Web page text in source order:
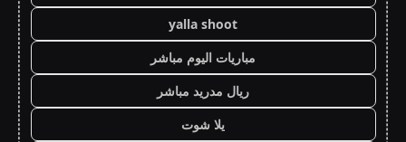
yalla shoot
مباريات اليوم مباشر
ريال مدريد مباشر
يلا شوت